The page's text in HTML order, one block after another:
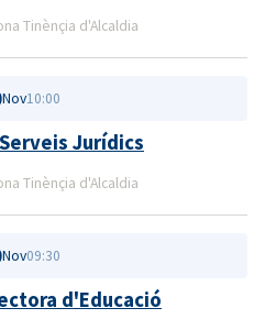
Tinènçia d'Alcaldia
Nov10:00
Jurídics
Tinènçia d'Alcaldia
Nov09:30
d'Educació